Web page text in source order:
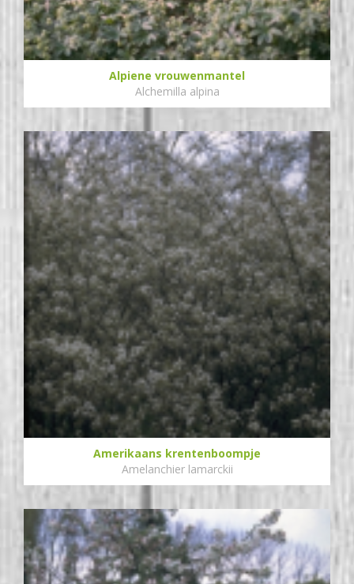
Alpiene vrouwenmantel
Alchemilla alpina
Amerikaans krentenboompje
Amelanchier lamarckii